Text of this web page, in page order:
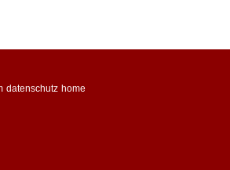
datenschutz home